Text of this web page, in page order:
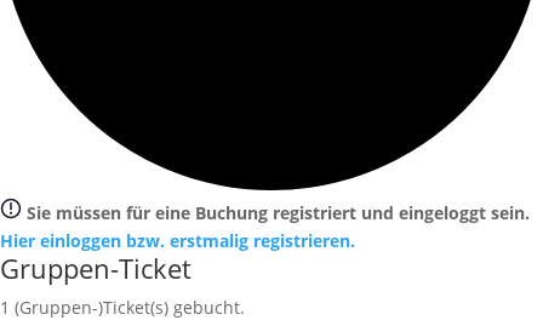
Sie müssen für eine Buchung registriert und eingeloggt sein.
Hier einloggen bzw. erstmalig registrieren.
Gruppen-Ticket
1 (Gruppen-)Ticket(s) gebucht.